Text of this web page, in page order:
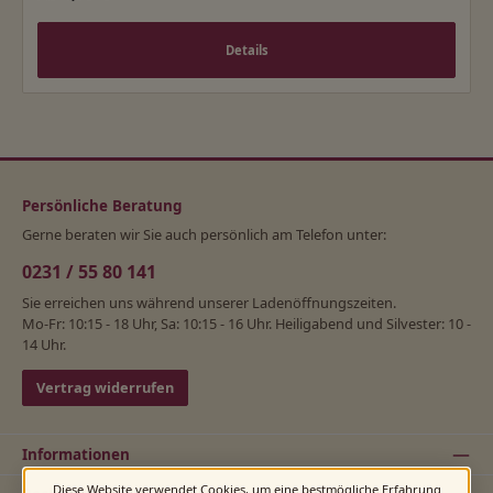
Details
Persönliche Beratung
Gerne beraten wir Sie auch persönlich am Telefon unter:
0231 / 55 80 141
Sie erreichen uns während unserer Ladenöffnungszeiten.
Mo-Fr: 10:15 - 18 Uhr, Sa: 10:15 - 16 Uhr. Heiligabend und Silvester: 10 -
14 Uhr.
Vertrag widerrufen
Informationen
Diese Website verwendet Cookies, um eine bestmögliche Erfahrung